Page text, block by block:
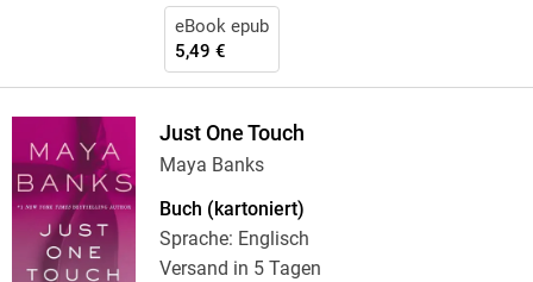
eBook epub
5,49 €
Just One Touch
Maya Banks
Buch (kartoniert)
Sprache: Englisch
Versand in 5 Tagen